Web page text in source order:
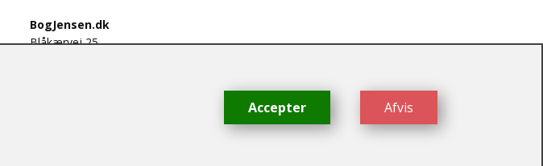
BogJensen.dk
Blåkærvej 25
Afvis
Accepter